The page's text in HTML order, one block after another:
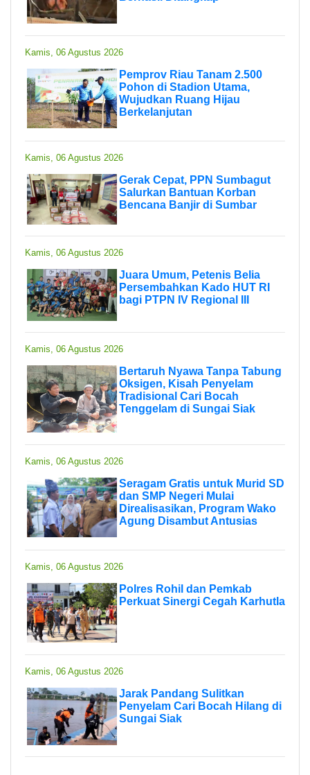
Kamis, 06 Agustus 2026
Pemprov Riau Tanam 2.500
Pohon di Stadion Utama,
Wujudkan Ruang Hijau
Berkelanjutan
Kamis, 06 Agustus 2026
Gerak Cepat, PPN Sumbagut
Salurkan Bantuan Korban
Bencana Banjir di Sumbar
Kamis, 06 Agustus 2026
Juara Umum, Petenis Belia
Persembahkan Kado HUT RI
bagi PTPN IV Regional III
Kamis, 06 Agustus 2026
Bertaruh Nyawa Tanpa Tabung
Oksigen, Kisah Penyelam
Tradisional Cari Bocah
Tenggelam di Sungai Siak
Kamis, 06 Agustus 2026
Seragam Gratis untuk Murid SD
dan SMP Negeri Mulai
Direalisasikan, Program Wako
Agung Disambut Antusias
Kamis, 06 Agustus 2026
Polres Rohil dan Pemkab
Perkuat Sinergi Cegah Karhutla
Kamis, 06 Agustus 2026
Jarak Pandang Sulitkan
Penyelam Cari Bocah Hilang di
Sungai Siak